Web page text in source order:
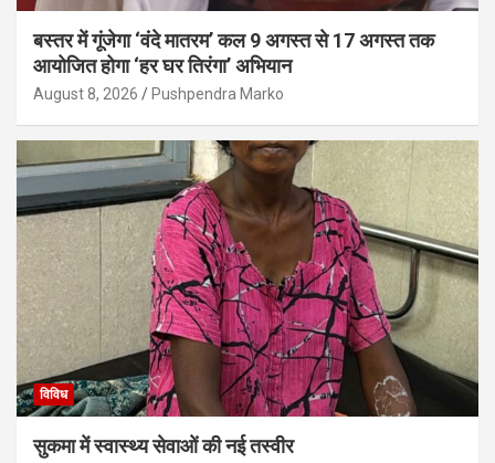
बस्तर में गूंजेगा ‘वंदे मातरम’ कल 9 अगस्त से 17 अगस्त तक
आयोजित होगा ‘हर घर तिरंगा’ अभियान
August 8, 2026 Pushpendra Marko
विविध
सुकमा में स्वास्थ्य सेवाओं की नई तस्वीर